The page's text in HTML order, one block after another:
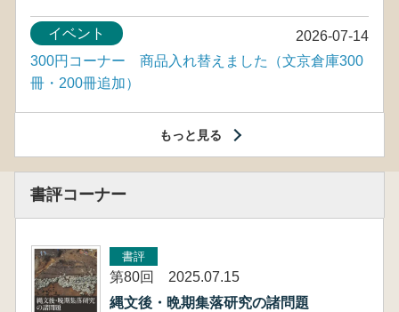
2026-07-14
イベント
300円コーナー 商品入れ替えました（文京倉庫300
冊・200冊追加）
もっと見る
書評コーナー
書評
第80回 2025.07.15
縄文後・晩期集落研究の諸問題